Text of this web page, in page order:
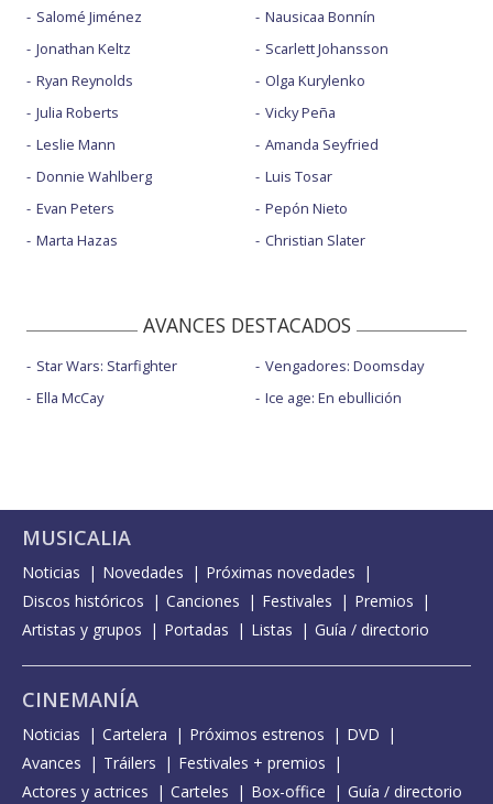
Salomé Jiménez
Jonathan Keltz
Ryan Reynolds
Julia Roberts
Leslie Mann
Donnie Wahlberg
Evan Peters
Marta Hazas
Nausicaa Bonnín
Scarlett Johansson
Olga Kurylenko
Vicky Peña
Amanda Seyfried
Luis Tosar
Pepón Nieto
Christian Slater
AVANCES DESTACADOS
Star Wars: Starfighter
Ella McCay
Vengadores: Doomsday
Ice age: En ebullición
MUSICALIA
Noticias Novedades
Próximas novedades
Discos históricos
Canciones Festivales
Premios
Artistas y grupos
Portadas Listas Guía / directorio
CINEMANÍA
Noticias Cartelera Próximos estrenos
DVD
Avances
Tráilers
Festivales + premios
Actores y actrices
Carteles Box-office Guía / directorio